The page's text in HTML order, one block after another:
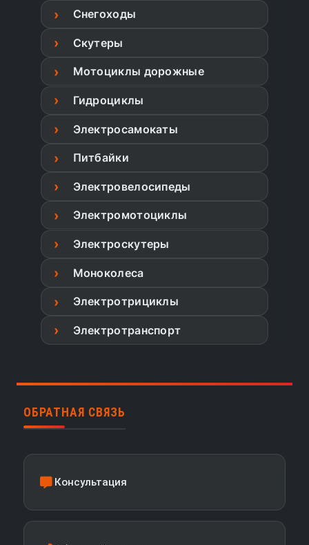
Снегоходы
Скутеры
Мотоциклы дорожные
Гидроциклы
Электросамокаты
Питбайки
Электровелосипеды
Электромотоциклы
Электроскутеры
Моноколеса
Электротрициклы
Электротранспорт
ОБРАТНАЯ СВЯЗЬ
Консультация